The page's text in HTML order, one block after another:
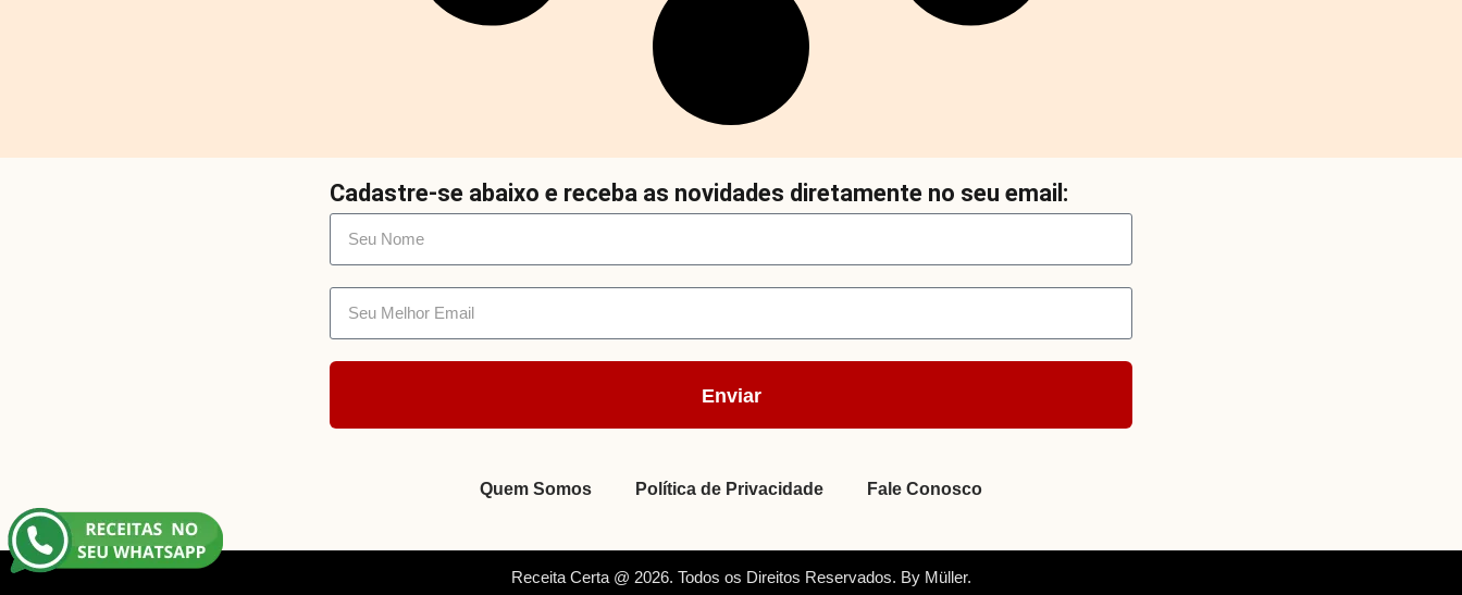
Cadastre-se abaixo e receba as novidades diretamente no seu email:
Enviar
Quem Somos Política de Privacidade Fale Conosco
Receita Certa @ 2026. Todos os Direitos Reservados. By Müller.